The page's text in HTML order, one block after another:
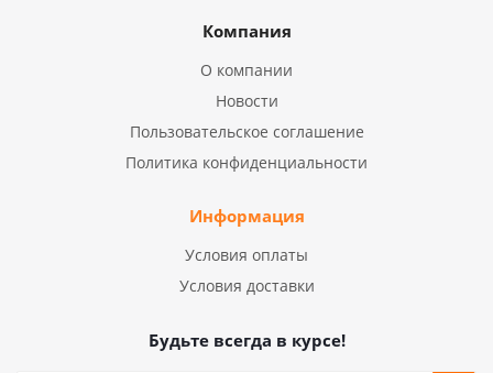
Компания
О компании
Новости
Пользовательское соглашение
Политика конфиденциальности
Информация
Условия оплаты
Условия доставки
Будьте всегда в курсе!